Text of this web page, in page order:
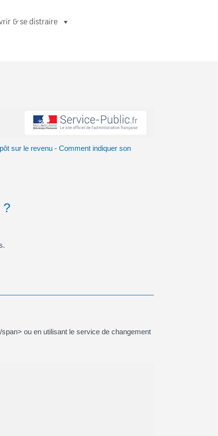
& se distraire
sur le revenu - Comment indiquer son
?
ou en utilisant le service de changement